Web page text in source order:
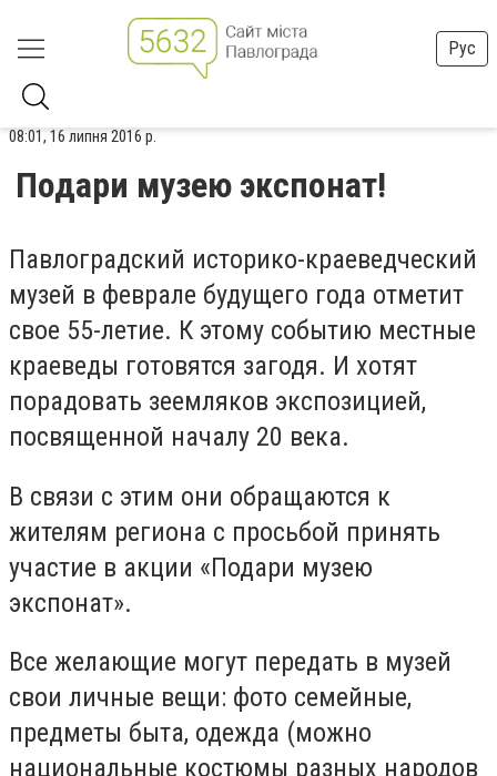
Рус
08:01, 16 липня 2016 р.
Подари музею экспонат!
Павлоградский историко-краеведческий
музей в феврале будущего года отметит
свое 55-летие. К этому событию местные
краеведы готовятся загодя. И хотят
порадовать зеемляков экспозицией,
посвященной началу 20 века.
В связи с этим они обращаются к
жителям региона с просьбой принять
участие в акции «Подари музею
экспонат».
Все желающие могут передать в музей
свои личные вещи: фото семейные,
предметы быта, одежда (можно
национальные костюмы разных народов